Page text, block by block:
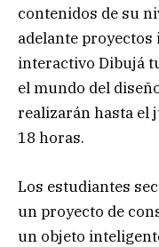
contenidos de su
adelante
interactivo Dibujá
el mundo del
realizarán hasta el
18 horas.
Los estudiantes
un proyecto de
un objeto